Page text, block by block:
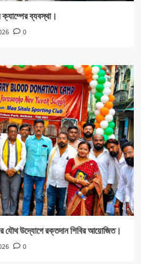
ক্যাম্পের ব্যবস্থা।
0
যৌথ উদ্যোগে রক্তদান শিবির আয়োজিত।
0